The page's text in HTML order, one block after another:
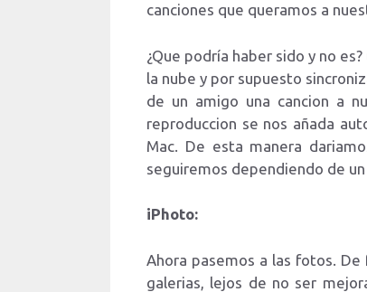
canciones que queramos a
¿Que podría haber sido y no
la nube y por supuesto
de un amigo una cancion a
reproduccion se nos añada
Mac. De esta manera
seguiremos dependiendo de
iPhoto:
Ahora pasemos a las fotos.
galerias, lejos de no ser